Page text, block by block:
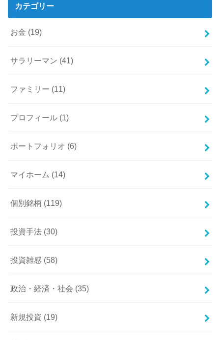
カテゴリー
お金 (19)
サラリーマン (41)
ファミリー (11)
プロフィール (1)
ポートフォリオ (6)
マイホーム (14)
個別銘柄 (119)
投資手法 (30)
投資雑感 (58)
政治・経済・社会 (35)
新規投資 (19)